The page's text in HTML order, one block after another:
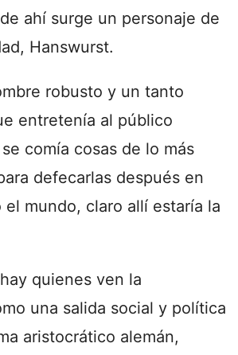
ahí surge un personaje de
Hanswurst.
robusto y un tanto
entretenía al público
comía cosas de lo más
defecarlas después en
mundo, claro allí estaría la
quienes ven la
una salida social y política
aristocrático alemán,